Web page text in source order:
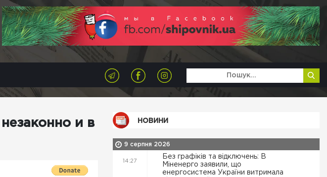
и в
НОВИНИ
9 серпня 2026
14:27
Без графіків та відключень: В
Міненерго заявили, що
енергосистема України витримала